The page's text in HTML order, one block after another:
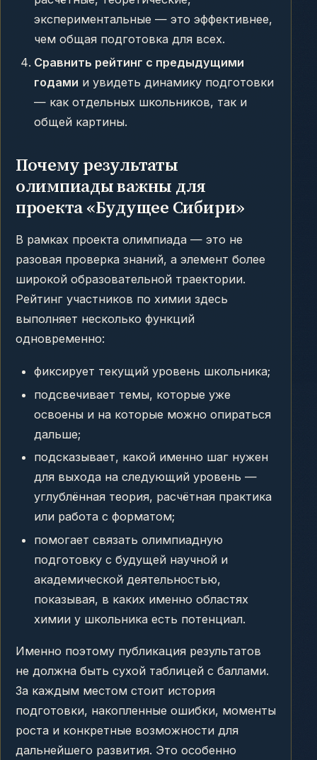
экспериментальные — это эффективнее,
чем общая подготовка для всех.
Сравнить рейтинг с предыдущими
годами и увидеть динамику подготовки
— как отдельных школьников, так и
общей картины.
Почему результаты
олимпиады важны для
проекта «Будущее Сибири»
В рамках проекта олимпиада — это не
разовая проверка знаний, а элемент более
широкой образовательной траектории.
Рейтинг участников по химии здесь
выполняет несколько функций
одновременно:
фиксирует текущий уровень школьника;
подсвечивает темы, которые уже
освоены и на которые можно опираться
дальше;
подсказывает, какой именно шаг нужен
для выхода на следующий уровень —
углублённая теория, расчётная практика
или работа с форматом;
помогает связать олимпиадную
подготовку с будущей научной и
академической деятельностью,
показывая, в каких именно областях
химии у школьника есть потенциал.
Именно поэтому публикация результатов
не должна быть сухой таблицей с баллами.
За каждым местом стоит история
подготовки, накопленные ошибки, моменты
роста и конкретные возможности для
дальнейшего развития. Это особенно